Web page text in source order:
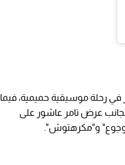
رحلة موسيقية حميمية، فيما
الصوتي، بجانب عرض تامر عاشور على
موجوع" و"مكرهتوش".